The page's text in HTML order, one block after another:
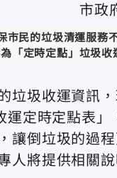
市民的垃圾清運服
「定時定點」垃圾收
垃圾收運資訊
運定時定點表
讓倒垃圾的過
人將提供相關說